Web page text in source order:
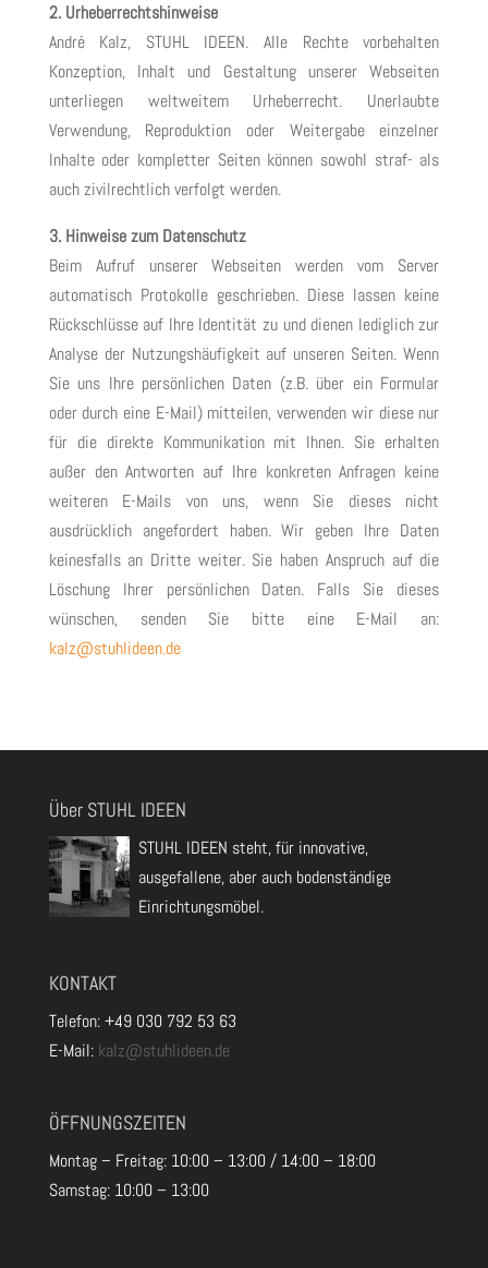
2. Urheberrechtshinweise
André Kalz, STUHL IDEEN. Alle Rechte vorbehalten
Konzeption, Inhalt und Gestaltung unserer Webseiten
unterliegen weltweitem Urheberrecht. Unerlaubte
Verwendung, Reproduktion oder Weitergabe einzelner
Inhalte oder kompletter Seiten können sowohl straf- als
auch zivilrechtlich verfolgt werden.
3. Hinweise zum Datenschutz
Beim Aufruf unserer Webseiten werden vom Server
automatisch Protokolle geschrieben. Diese lassen keine
Rückschlüsse auf Ihre Identität zu und dienen lediglich zur
Analyse der Nutzungshäufigkeit auf unseren Seiten. Wenn
Sie uns Ihre persönlichen Daten (z.B. über ein Formular
oder durch eine E-Mail) mitteilen, verwenden wir diese nur
für die direkte Kommunikation mit Ihnen. Sie erhalten
außer den Antworten auf Ihre konkreten Anfragen keine
weiteren E-Mails von uns, wenn Sie dieses nicht
ausdrücklich angefordert haben. Wir geben Ihre Daten
keinesfalls an Dritte weiter. Sie haben Anspruch auf die
Löschung Ihrer persönlichen Daten. Falls Sie dieses
wünschen, senden Sie bitte eine E-Mail an:
kalz@stuhlideen.de
Über STUHL IDEEN
STUHL IDEEN steht, für innovative,
ausgefallene, aber auch bodenständige
Einrichtungsmöbel.
KONTAKT
Telefon: +49 030 792 53 63
E-Mail: kalz@stuhlideen.de
ÖFFNUNGSZEITEN
Montag – Freitag: 10:00 – 13:00 / 14:00 – 18:00
Samstag: 10:00 – 13:00